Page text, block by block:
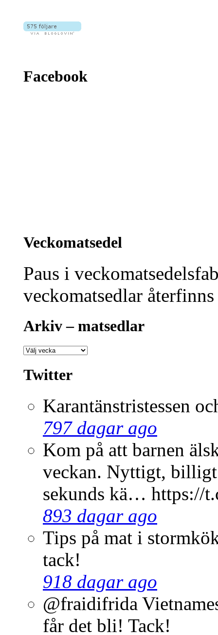
Facebook
Veckomatsedel
Paus i
veckomatsedlar
Arkiv – matsedlar
Twitter
Karantänstristessen
797 dagar ago
Kom på att barnen
veckan. Nyttigt,
sekunds kä… https://
893 dagar ago
Tips på mat i
tack!
918 dagar ago
@fraidifrida
får det bli! Tack!